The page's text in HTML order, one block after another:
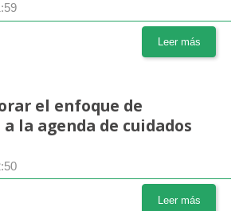
Leer más
el enfoque de
la agenda de cuidados
Leer más